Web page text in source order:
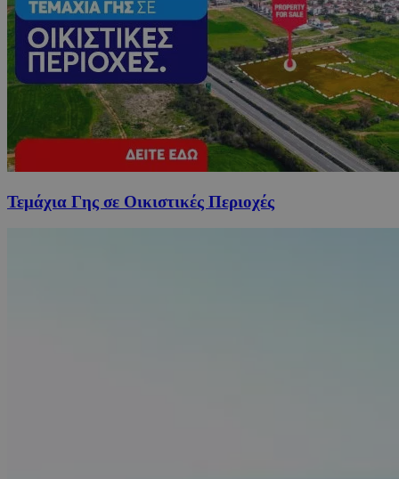
Τεμάχια Γης σε Οικιστικές Περιοχές